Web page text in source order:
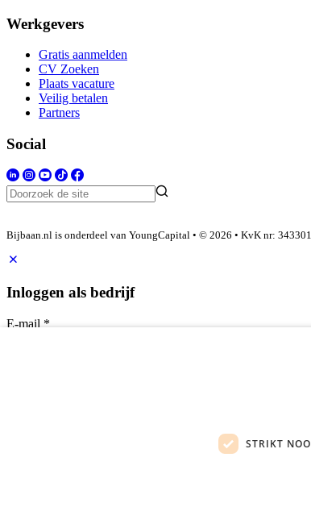
Werkgevers
Gratis aanmelden
CV Zoeken
Plaats vacature
Veilig betalen
Partners
Social
Bijbaan.nl is onderdeel van YoungCapital • © 2026 • KvK nr:
Inloggen als bedrijf
E-mail*
Na het aanmelden kun je meteen je vacature plaatsen en
STRIKT